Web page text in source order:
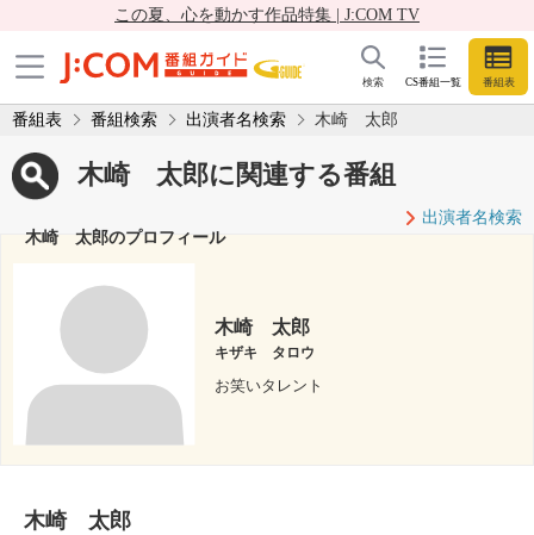
この夏、心を動かす作品特集 | J:COM TV
CS番組一覧 番組表
検索
番組表 番組検索 出演者名検索 木崎 太郎
木崎 太郎に関連する番組
出演者名検索
木崎 太郎のプロフィール
木崎 太郎
キザキ タロウ
お笑いタレント
木崎 太郎